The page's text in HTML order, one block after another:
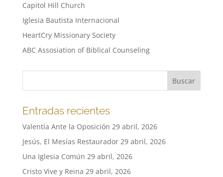
Capitol Hill Church
Iglesia Bautista Internacional
HeartCry Missionary Society
ABC Assosiation of Biblical Counseling
Entradas recientes
Valentía Ante la Oposición 29 abril, 2026
Jesús, El Mesías Restaurador 29 abril, 2026
Una Iglesia Común 29 abril, 2026
Cristo Vive y Reina 29 abril, 2026